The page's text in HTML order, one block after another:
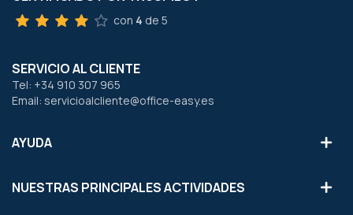
con 4 de 5
SERVICIO AL CLIENTE
Tel: +34 910 307 965
Email: servicioalcliente@office-easy.es
AYUDA
NUESTRAS PRINCIPALES ACTIVIDADES